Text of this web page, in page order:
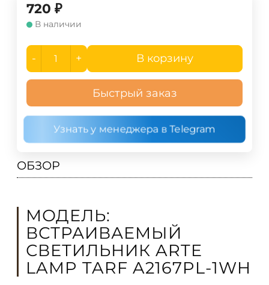
720 ₽
В наличии
- + В корзину
Быстрый заказ
Узнать у менеджера в Telegram
ОБЗОР
МОДЕЛЬ:
ВСТРАИВАЕМЫЙ
СВЕТИЛЬНИК ARTE
LAMP TARF A2167PL-1WH